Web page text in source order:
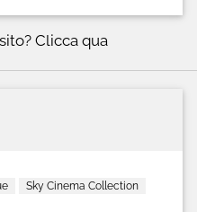
Clicca qua
Sky Cinema Collection